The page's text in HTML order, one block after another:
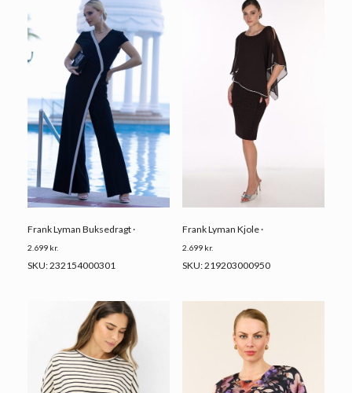
Frank Lyman Buksedragt ·
2.699 kr.
SKU: 232154000301
Frank Lyman Kjole ·
2.699 kr.
SKU: 219203000950